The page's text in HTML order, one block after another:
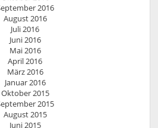
2016
August 2016
Juli 2016
Juni 2016
Mai 2016
April 2016
März 2016
Januar 2016
Oktober 2015
2015
August 2015
Juni 2015